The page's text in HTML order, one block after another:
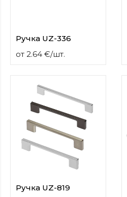
Ручка UZ-336
от 2.64 €/шт.
Ручка UZ-819